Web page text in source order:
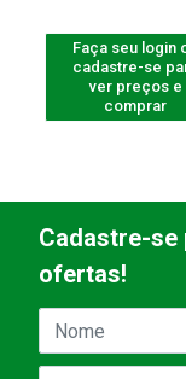
Faça seu login
cadastre-se
ver preços e
comprar
Cadastre-se
ofertas!